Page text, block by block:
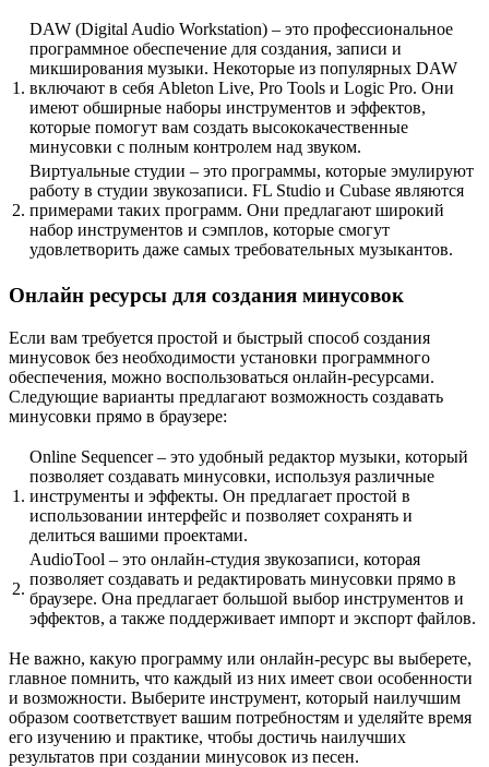
1.
DAW (Digital Audio Workstation) – это профессиональное
программное обеспечение для создания, записи и
микширования музыки. Некоторые из популярных DAW
включают в себя Ableton Live, Pro Tools и Logic Pro. Они
имеют обширные наборы инструментов и эффектов,
которые помогут вам создать высококачественные
минусовки с полным контролем над звуком.
2.
Виртуальные студии – это программы, которые эмулируют
работу в студии звукозаписи. FL Studio и Cubase являются
примерами таких программ. Они предлагают широкий
набор инструментов и сэмплов, которые смогут
удовлетворить даже самых требовательных музыкантов.
Онлайн ресурсы для создания минусовок
Если вам требуется простой и быстрый способ создания
минусовок без необходимости установки программного
обеспечения, можно воспользоваться онлайн-ресурсами.
Следующие варианты предлагают возможность создавать
минусовки прямо в браузере:
1.
Online Sequencer – это удобный редактор музыки, который
позволяет создавать минусовки, используя различные
инструменты и эффекты. Он предлагает простой в
использовании интерфейс и позволяет сохранять и
делиться вашими проектами.
2.
AudioTool – это онлайн-студия звукозаписи, которая
позволяет создавать и редактировать минусовки прямо в
браузере. Она предлагает большой выбор инструментов и
эффектов, а также поддерживает импорт и экспорт файлов.
Не важно, какую программу или онлайн-ресурс вы выберете,
главное помнить, что каждый из них имеет свои особенности
и возможности. Выберите инструмент, который наилучшим
образом соответствует вашим потребностям и уделяйте время
его изучению и практике, чтобы достичь наилучших
результатов при создании минусовок из песен.